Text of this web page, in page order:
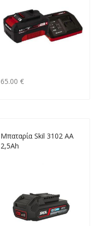
65.00 €
Μπαταρία Skil 3102 AA
2,5Ah